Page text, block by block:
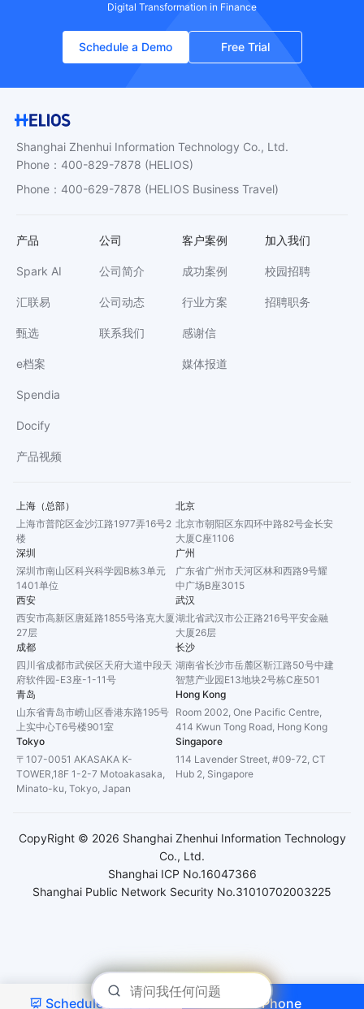
Digital Transformation in Finance
Schedule a Demo Free Trial
Shanghai Zhenhui Information Technology Co., Ltd.
Phone ： 400-829-7878 (HELIOS)
Phone ： 400-629-7878 (HELIOS Business Travel)
产品
Spark AI
汇联易
甄选
e档案
Spendia
Docify
产品视频
公司
公司简介
公司动态
联系我们
客户案例
成功案例
行业方案
感谢信
媒体报道
加入我们
校园招聘
招聘职务
上海（总部）
上海市普陀区金沙江路1977弄16号2
楼
北京
北京市朝阳区东四环中路82号金长安
大厦C座1106
深圳
深圳市南山区科兴科学园B栋3单元
1401单位
广州
广东省广州市天河区林和西路9号耀
中广场B座3015
西安
西安市高新区唐延路1855号洛克大厦
27层
武汉
湖北省武汉市公正路216号平安金融
大厦26层
成都
四川省成都市武侯区天府大道中段天
府软件园-E3座-1-11号
长沙
湖南省长沙市岳麓区靳江路50号中建
智慧产业园E13地块2号栋C座501
青岛
山东省青岛市崂山区香港东路195号
上实中心T6号楼901室
Hong Kong
Room 2002, One Pacific Centre,
414 Kwun Tong Road, Hong Kong
Tokyo
〒107-0051 AKASAKA K-
TOWER,18F 1-2-7 Motoakasaka,
Minato-ku, Tokyo, Japan
Singapore
114 Lavender Street, #09-72, CT
Hub 2, Singapore
Shanghai ICP No.16047366
Shanghai Public Network Security No.31010702003225
CopyRight © 2026 Shanghai Zhenhui Information Technology
Co., Ltd.
Schedule a Demo Phone